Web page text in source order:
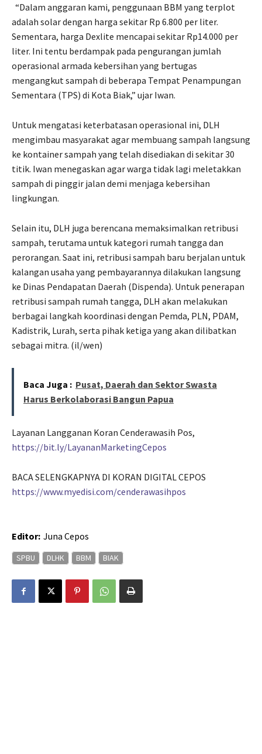
“Dalam anggaran kami, penggunaan BBM yang terplot
adalah solar dengan harga sekitar Rp 6.800 per liter.
Sementara, harga Dexlite mencapai sekitar Rp14.000 per
liter. Ini tentu berdampak pada pengurangan jumlah
operasional armada kebersihan yang bertugas
mengangkut sampah di beberapa Tempat Penampungan
Sementara (TPS) di Kota Biak,” ujar Iwan.
Untuk mengatasi keterbatasan operasional ini, DLH
mengimbau masyarakat agar membuang sampah langsung
ke kontainer sampah yang telah disediakan di sekitar 30
titik. Iwan menegaskan agar warga tidak lagi meletakkan
sampah di pinggir jalan demi menjaga kebersihan
lingkungan.
Selain itu, DLH juga berencana memaksimalkan retribusi
sampah, terutama untuk kategori rumah tangga dan
perorangan. Saat ini, retribusi sampah baru berjalan untuk
kalangan usaha yang pembayarannya dilakukan langsung
ke Dinas Pendapatan Daerah (Dispenda). Untuk penerapan
retribusi sampah rumah tangga, DLH akan melakukan
berbagai langkah koordinasi dengan Pemda, PLN, PDAM,
Kadistrik, Lurah, serta pihak ketiga yang akan dilibatkan
sebagai mitra. (il/wen)
Baca Juga : Pusat, Daerah dan Sektor Swasta
Harus Berkolaborasi Bangun Papua
Layanan Langganan Koran Cenderawasih Pos,
https://bit.ly/LayananMarketingCepos
BACA SELENGKAPNYA DI KORAN DIGITAL CEPOS
https://www.myedisi.com/cenderawasihpos
Editor: Juna Cepos
SPBU DLHK BBM BIAK